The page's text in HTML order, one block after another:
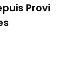
Provi